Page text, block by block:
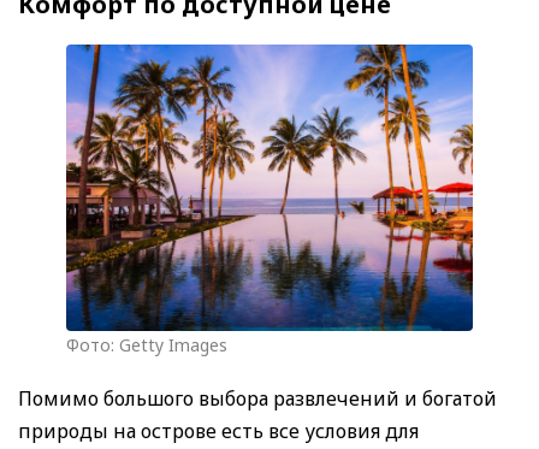
Фото: Getty Images
Помимо большого выбора развлечений и богатой
природы на острове есть все условия для